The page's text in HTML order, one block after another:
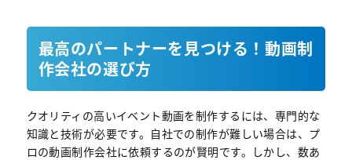
最高のパートナーを見つける！動画制
作会社の選び方
クオリティの高いイベント動画を制作するには、専門的な
知識と技術が必要です。自社での制作が難しい場合は、プ
ロの動画制作会社に依頼するのが賢明です。しかし、数あ